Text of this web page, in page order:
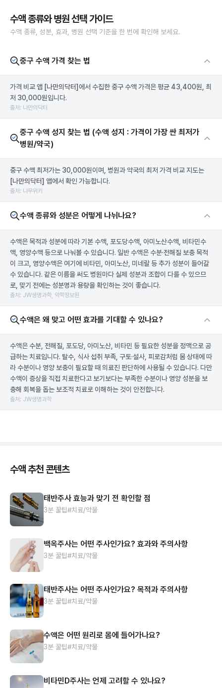
수액 종류와 병원 선택 가이드
수액 종류, 성분, 효과, 병원 선택 기준을 한 번에 확인해 보세요.
중구 수액 가격 찾는 법
가격 비교 앱 [나만의닥터] 에서 수집한 중구 수액 가격은 평균 43,400원, 최
저 30,000원입니다.
출처: 나만의닥터
중구 수액 성지 찾는 법 (수액 성지 : 가격이 가장 싼 최저가
병원/약국)
중구 수액 최저가는 30,000원이며, 병원과 약국의 최저 가격 비교 지도는
[나만의닥터] 앱에서 확인 가능합니다.
출처: 나무위키
수액 종류와 성분은 어떻게 나뉘나요?
수액은 목적과 성분에 따라 기본 수액, 포도당수액, 아미노산수액, 비타민수
액, 영양수액 등으로 나눠볼 수 있습니다. 일반 수액은 수분·전해질 보충 목적
이 크고, 영양수액은 여기에 비타민, 아미노산, 미네랄 등 추가 성분이 들어갈
수 있습니다. 같은 이름을 써도 병원마다 실제 성분과 조합이 다를 수 있으므
로, 맞기 전에는 성분명과 용량을 확인하는 것이 좋습니다.
출처: JW생명과학, 약학정보원
수액은 왜 맞고 어떤 효과를 기대할 수 있나요?
수액은 수분, 전해질, 포도당, 아미노산, 비타민 등 필요한 성분을 정맥으로 공
급하는 치료입니다. 탈수, 식사 섭취 부족, 구토·설사, 피로감처럼 몸 상태에 따
라 수분이나 영양 보충이 필요할 때 의료진 판단하에 사용될 수 있습니다. 다만
수액이 증상을 직접 치료한다고 보기보다는 부족한 수분이나 영양 성분을 보
충해 회복을 돕는 보조적 치료로 이해하는 것이 안전합니다.
출처: JW생명과학
수액 추천 콘텐츠
태반주사 효능과 맞기 전 확인할 점
3분 꿀팁#치료/약물
백옥주사는 어떤 주사인가요? 효과와 주의사항
3분 꿀팁#치료/약물
태반주사는 어떤 주사인가요? 목적과 주의사항
3분 꿀팁#치료/약물
수액은 어떤 원리로 몸에 들어가나요?
3분 꿀팁#치료/약물
비타민D주사는 언제 고려할 수 있나요?